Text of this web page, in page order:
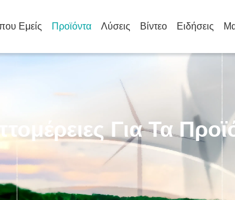
Εμείς Προϊόντα Λύσεις Βίντεο Ειδήσεις
Για Τα